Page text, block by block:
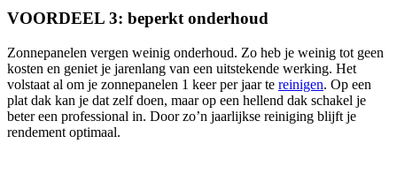
VOORDEEL 3: beperkt onderhoud
Zonnepanelen vergen weinig onderhoud. Zo heb je weinig tot geen
kosten en geniet je jarenlang van een uitstekende werking. Het
volstaat al om je zonnepanelen 1 keer per jaar te reinigen. Op een
plat dak kan je dat zelf doen, maar op een hellend dak schakel je
beter een professional in. Door zo’n jaarlijkse reiniging blijft je
rendement optimaal.